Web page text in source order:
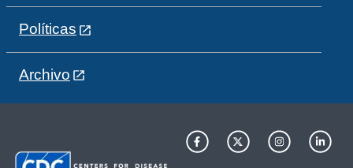
Políticas
Archivo